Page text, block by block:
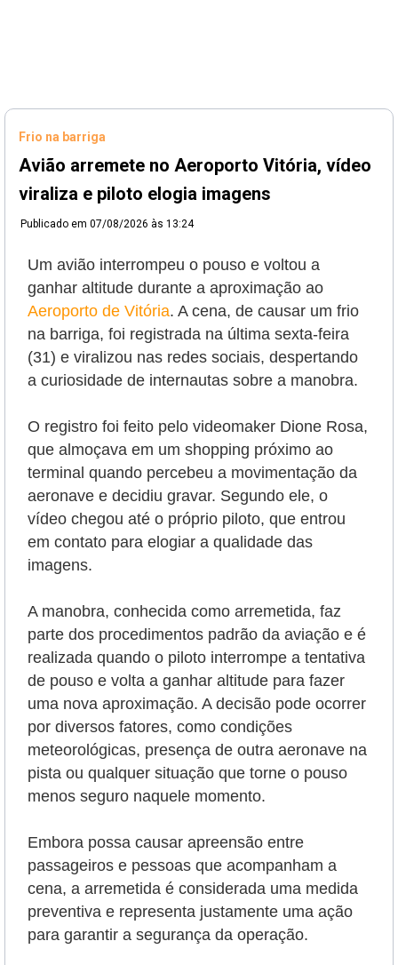
Frio na barriga
Avião arremete no Aeroporto Vitória, vídeo
viraliza e piloto elogia imagens
Publicado em 07/08/2026 às 13:24
Um avião interrompeu o pouso e voltou a
ganhar altitude durante a aproximação ao
Aeroporto de Vitória. A cena, de causar um frio
na barriga, foi registrada na última sexta-feira
(31) e viralizou nas redes sociais, despertando
a curiosidade de internautas sobre a manobra.
O registro foi feito pelo videomaker Dione Rosa,
que almoçava em um shopping próximo ao
terminal quando percebeu a movimentação da
aeronave e decidiu gravar. Segundo ele, o
vídeo chegou até o próprio piloto, que entrou
em contato para elogiar a qualidade das
imagens.
A manobra, conhecida como arremetida, faz
parte dos procedimentos padrão da aviação e é
realizada quando o piloto interrompe a tentativa
de pouso e volta a ganhar altitude para fazer
uma nova aproximação. A decisão pode ocorrer
por diversos fatores, como condições
meteorológicas, presença de outra aeronave na
pista ou qualquer situação que torne o pouso
menos seguro naquele momento.
Embora possa causar apreensão entre
passageiros e pessoas que acompanham a
cena, a arremetida é considerada uma medida
preventiva e representa justamente uma ação
para garantir a segurança da operação.